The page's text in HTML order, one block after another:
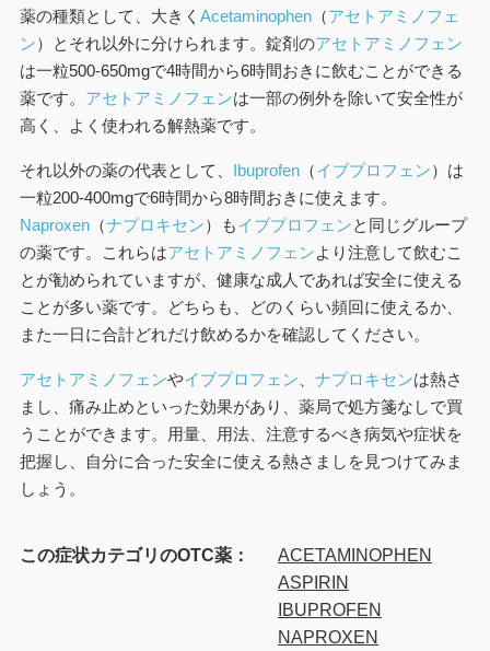
薬の種類として、大きく Acetaminophen （アセトアミノフェ
ン）とそれ以外に分けられます。錠剤のアセトアミノフェン
は一粒500-650mgで4時間から6時間おきに飲むことができる
薬です。 アセトアミノフェンは一部の例外を除いて安全性が
高く、よく使われる解熱薬です。
それ以外の薬の代表として、 Ibuprofen （イブプロフェン）は
一粒200-400mgで6時間から8時間おきに使えます。
Naproxen （ナプロキセン）もイブプロフェンと同じグループ
の薬です。これらはアセトアミノフェンより注意して飲むこ
とが勧められていますが、健康な成人であれば安全に使える
ことが多い薬です。どちらも、どのくらい頻回に使えるか、
また一日に合計どれだけ飲めるかを確認してください。
アセトアミノフェンやイブプロフェン ナプロキセンは熱さ
まし、痛み止めといった効果があり、薬局で処方箋なしで買
うことができます。用量、用法、注意するべき病気や症状を
把握し、自分に合った安全に使える熱さましを見つけてみま
しょう。
この症状カテゴリのOTC薬：
ACETAMINOPHEN
ASPIRIN
IBUPROFEN
NAPROXEN